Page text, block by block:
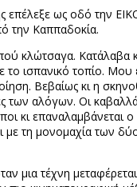
επέλεξε ως οδό την
την Καππαδοκία.
κλώτσαγα. Κατάλαβα
ισπανικό τοπίο.
Βεβαίως κι η
των αλόγων. Οι
κι επαναλαμβάνεται
τη μονομαχία των
μια τέχνη